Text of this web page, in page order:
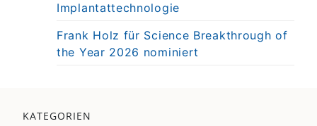
Implantattechnologie
Frank Holz für Science Breakthrough of
the Year 2026 nominiert
KATEGORIEN